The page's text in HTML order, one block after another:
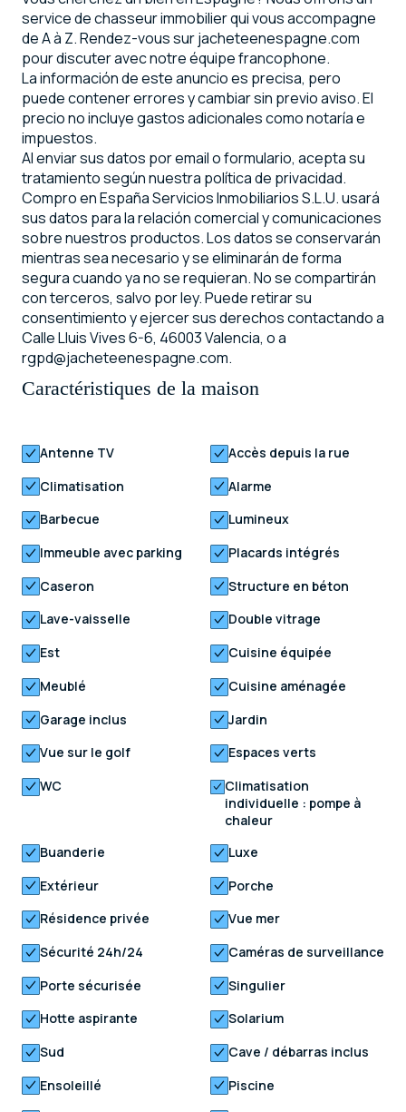
service de chasseur immobilier qui vous accompagne
de A à Z. Rendez-vous sur jacheteenespagne.com
pour discuter avec notre équipe francophone.
La información de este anuncio es precisa, pero
puede contener errores y cambiar sin previo aviso. El
precio no incluye gastos adicionales como notaría e
impuestos.
Al enviar sus datos por email o formulario, acepta su
tratamiento según nuestra política de privacidad.
Compro en España Servicios Inmobiliarios S.L.U. usará
sus datos para la relación comercial y comunicaciones
sobre nuestros productos. Los datos se conservarán
mientras sea necesario y se eliminarán de forma
segura cuando ya no se requieran. No se compartirán
con terceros, salvo por ley. Puede retirar su
consentimiento y ejercer sus derechos contactando a
Calle Lluis Vives 6-6, 46003 Valencia, o a
rgpd@jacheteenespagne.com.
Caractéristiques de la maison
Antenne TV
Accès depuis la rue
Climatisation
Alarme
Barbecue
Lumineux
Immeuble avec parking
Placards intégrés
Caseron
Structure en béton
Lave-vaisselle
Double vitrage
Est
Cuisine équipée
Meublé
Cuisine aménagée
Garage inclus
Jardin
Vue sur le golf
Espaces verts
WC
Climatisation
individuelle : pompe à
chaleur
Buanderie
Luxe
Extérieur
Porche
Résidence privée
Vue mer
Sécurité 24h/24
Caméras de surveillance
Porte sécurisée
Singulier
Hotte aspirante
Solarium
Sud
Cave / débarras inclus
Ensoleillé
Piscine